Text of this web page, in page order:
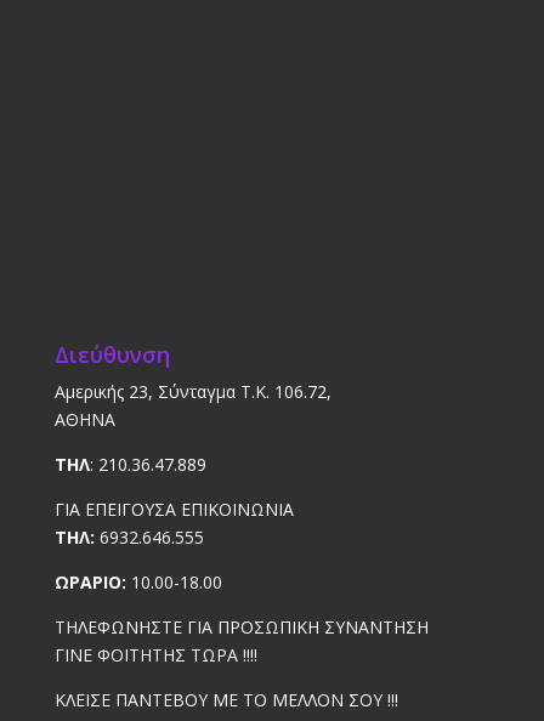
Διεύθυνση
Αμερικής 23, Σύνταγμα Τ.Κ. 106.72,
ΑΘΗΝΑ
ΤΗΛ: 210.36.47.889
ΓΙΑ ΕΠΕΙΓΟΥΣΑ ΕΠΙΚΟΙΝΩΝΙΑ
ΤΗΛ: 6932.646.555
ΩΡΑΡΙΟ: 10.00-18.00
ΤΗΛΕΦΩΝΗΣΤΕ ΓΙΑ ΠΡΟΣΩΠΙΚΗ ΣΥΝΑΝΤΗΣΗ
ΓΙΝΕ ΦΟΙΤΗΤΗΣ ΤΩΡΑ !!!!
ΚΛΕΙΣΕ ΠΑΝΤΕΒΟΥ ΜΕ ΤΟ ΜΕΛΛΟΝ ΣΟΥ !!!